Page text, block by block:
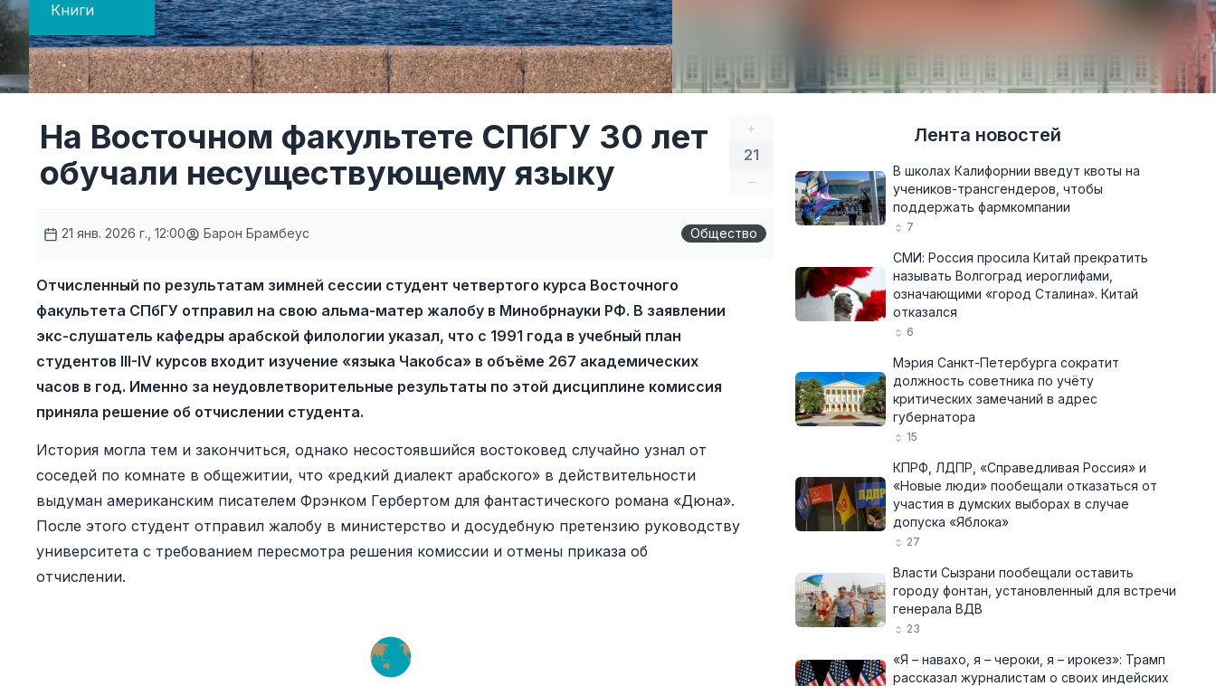
Книги
+
21
–
На Восточном факультете СПбГУ 30 лет
обучали несуществующему языку
21 янв. 2026 г., 12:00 Барон Брамбеус Общество
Отчисленный по результатам зимней сессии студент четвертого курса Восточного
факультета СПбГУ отправил на свою альма-матер жалобу в Минобрнауки РФ. В заявлении
экс-слушатель кафедры арабской филологии указал, что с 1991 года в учебный план
студентов III-IV курсов входит изучение «языка Чакобса» в объёме 267 академических
часов в год. Именно за неудовлетворительные результаты по этой дисциплине комиссия
приняла решение об отчислении студента.
История могла тем и закончиться, однако несостоявшийся востоковед случайно узнал от
соседей по комнате в общежитии, что «редкий диалект арабского» в действительности
выдуман американским писателем Фрэнком Гербертом для фантастического романа «Дюна».
После этого студент отправил жалобу в министерство и досудебную претензию руководству
университета с требованием пересмотра решения комиссии и отмены приказа об
отчислении.
Лента новостей
В школах Калифорнии введут квоты на
учеников-трансгендеров, чтобы
поддержать фармкомпании
7
СМИ: Россия просила Китай прекратить
называть Волгоград иероглифами,
означающими «город Сталина». Китай
отказался
6
Мэрия Санкт-Петербурга сократит
должность советника по учёту
критических замечаний в адрес
губернатора
15
КПРФ, ЛДПР, «Справедливая Россия» и
«Новые люди» пообещали отказаться от
участия в думских выборах в случае
допуска «Яблока»
27
Власти Сызрани пообещали оставить
городу фонтан, установленный для встречи
генерала ВДВ
23
«Я – навахо, я – чероки, я – ирокез»: Трамп
рассказал журналистам о своих индейских